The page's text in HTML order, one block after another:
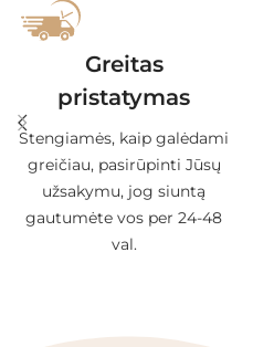
Greitas
pristatymas
Stengiamės, kaip galėdami
greičiau, pasirūpinti Jūsų
užsakymu, jog siuntą
gautumėte vos per 24-48
val.